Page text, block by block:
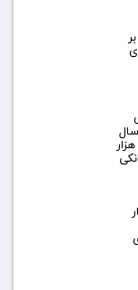
۱۴۰۵/ وصول بیش از ۱۶۶ هزار